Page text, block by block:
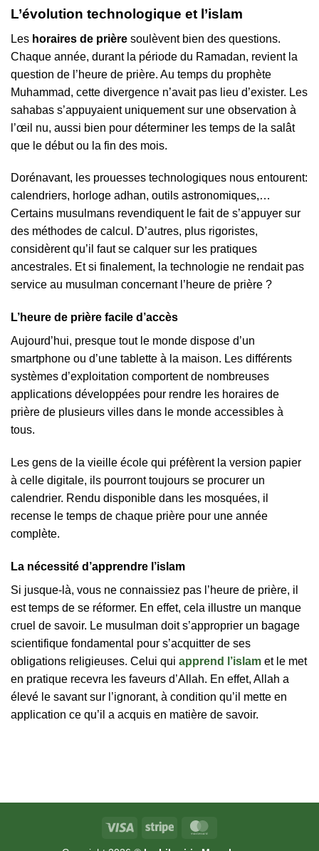
L’évolution technologique et l’islam
Les horaires de prière soulèvent bien des questions.
Chaque année, durant la période du Ramadan, revient la
question de l’heure de prière. Au temps du prophète
Muhammad, cette divergence n’avait pas lieu d’exister. Les
sahabas s’appuyaient uniquement sur une observation à
l’œil nu, aussi bien pour déterminer les temps de la salât
que le début ou la fin des mois.
Dorénavant, les prouesses technologiques nous entourent:
calendriers, horloge adhan, outils astronomiques,…
Certains musulmans revendiquent le fait de s’appuyer sur
des méthodes de calcul. D’autres, plus rigoristes,
considèrent qu’il faut se calquer sur les pratiques
ancestrales. Et si finalement, la technologie ne rendait pas
service au musulman concernant l’heure de prière ?
L’heure de prière facile d’accès
Aujourd’hui, presque tout le monde dispose d’un
smartphone ou d’une tablette à la maison. Les différents
systèmes d’exploitation comportent de nombreuses
applications développées pour rendre les horaires de
prière de plusieurs villes dans le monde accessibles à
tous.
Les gens de la vieille école qui préfèrent la version papier
à celle digitale, ils pourront toujours se procurer un
calendrier. Rendu disponible dans les mosquées, il
recense le temps de chaque prière pour une année
complète.
La nécessité d’apprendre l’islam
Si jusque-là, vous ne connaissiez pas l’heure de prière, il
est temps de se réformer. En effet, cela illustre un manque
cruel de savoir. Le musulman doit s’approprier un bagage
scientifique fondamental pour s’acquitter de ses
obligations religieuses. Celui qui apprend l’islam et le met
en pratique recevra les faveurs d’Allah. En effet, Allah a
élevé le savant sur l’ignorant, à condition qu’il mette en
application ce qu’il a acquis en matière de savoir.
Visa Stripe